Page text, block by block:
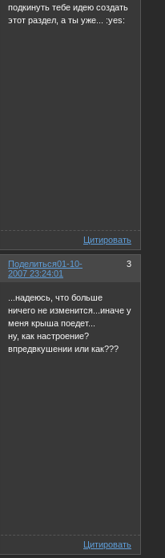
подкинуть тебе идею создать
этот раздел, а ты уже... :yes:
Цитировать
Поделиться 3
01-10-
2007 23:24:01
...надеюсь, что больше
ничего не изменится...иначе у
меня крыша поедет...
ну, как настроение?
впредвкушении или как???
Цитировать